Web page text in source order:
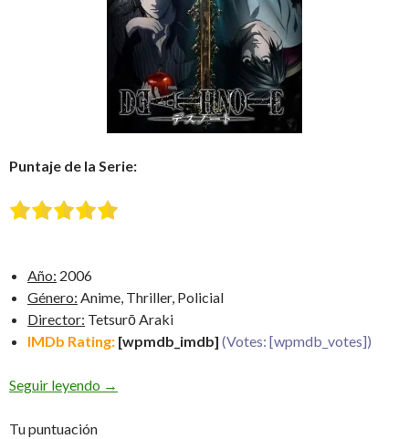
Puntaje de la Serie:
Año: 2006
Género: Anime, Thriller, Policial
Director: Tetsurō Araki
IMDb Rating: [wpmdb_imdb] (Votes: [wpmdb_votes])
Seguir leyendo Death Note
→
Tu puntuación